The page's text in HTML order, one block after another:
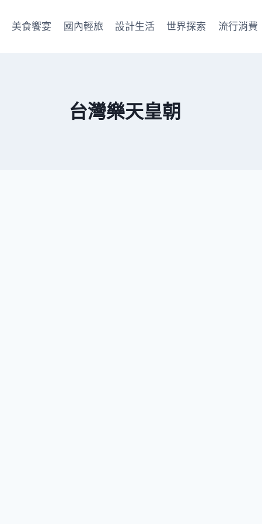
美食饗宴 國內輕旅 設計生活 世界探索 流行消費
台灣樂天皇朝